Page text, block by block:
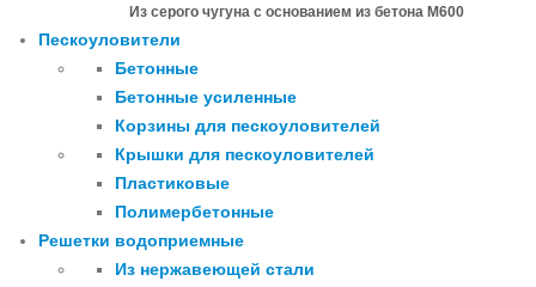
Из серого чугуна с основанием из бетона М600
Пескоуловители
Бетонные
Бетонные усиленные
Корзины для пескоуловителей
Крышки для пескоуловителей
Пластиковые
Полимербетонные
Решетки водоприемные
Из нержавеющей стали